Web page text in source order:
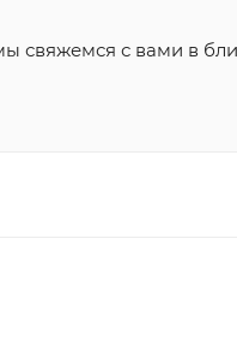
свяжемся с вами в